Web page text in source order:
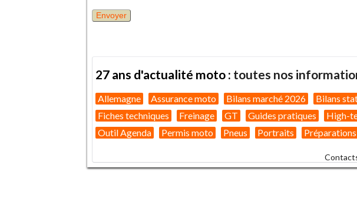
27 ans d'actualité moto : toutes nos
Allemagne Assurance moto Bilans marché 2026 Bilans
Fiches techniques
Freinage GT Guides pratiques High-
Outil Agenda
Permis moto Pneus Portraits